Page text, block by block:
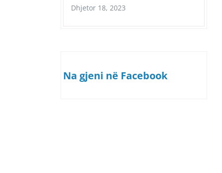
Dhjetor 18, 2023
Na gjeni në Facebook